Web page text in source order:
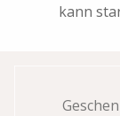
kann